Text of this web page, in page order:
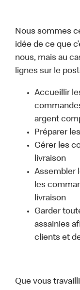
Nous sommes
idée de ce que
nous, mais au
lignes sur le
Accueillir
argent
Préparer
Gérer les
livraison
Assembler
les
livraison
Garder
assainies
clients et
Que vous